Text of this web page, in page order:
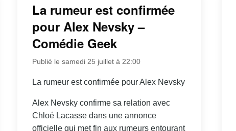
La rumeur est confirmée
pour Alex Nevsky –
Comédie Geek
Publié le samedi 25 juillet à 22:00
La rumeur est confirmée pour Alex Nevsky
Alex Nevsky confirme sa relation avec
Chloé Lacasse dans une annonce
officielle qui met fin aux rumeurs entourant